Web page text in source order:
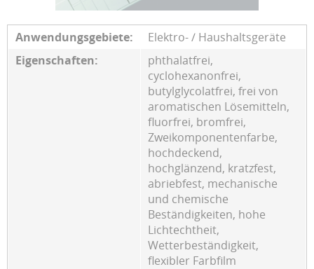
Anwendungsgebiete:
Elektro- / Haushaltsgeräte
Eigenschaften:
phthalatfrei,
cyclohexanonfrei,
butylglycolatfrei, frei von
aromatischen Lösemitteln,
fluorfrei, bromfrei,
Zweikomponentenfarbe,
hochdeckend,
hochglänzend, kratzfest,
abriebfest, mechanische
und chemische
Beständigkeiten, hohe
Lichtechtheit,
Wetterbeständigkeit,
flexibler Farbfilm